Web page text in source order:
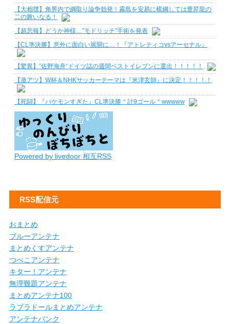
【大相撲】角界内で綱取り論争勃発！霧島を安易に横綱しては豊昇龍の
二の舞いなる！
【超悲報】どうか神様…"モドリッチ"手術を発表
【CL準決勝】意外に面白い展開に…！『アトレティコvsアーセナル』
【驚異】”佐野海舟“ドイツ誌の週間ベストイレブンに選出！！！！！
【激アツ】W杯＆NHKサッカーテーマは『米津玄師』に決定！！！！！
【死闘】『バケモンすぎた』CL準決勝＂計9ゴール＂wwwww
Powered by livedoor 相互RSS
RSS配信元
おまとめ
ブルーアンテナ
まとめくすアンテナ
つべこアンテナ
キター！アンテナ
無理難題アンテナ
まとめアンテナ100
ラブラドールまとめアンテナ
アンテナバンク